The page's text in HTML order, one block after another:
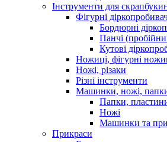
Інструменти для
Фігурні
Бордюрні
Панчі
Кутові
Ножиці, фігурні
Ножі, різаки
Різні інструменти
Машинки, ножі,
Папки,
Ножі
Машинки та
Прикраси